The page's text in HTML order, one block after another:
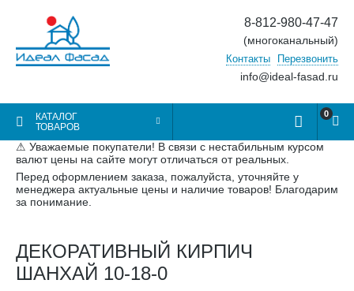
8-812-980-47-47
(многоканальный)
Контакты Перезвонить
info@ideal-fasad.ru
КАТАЛОГ
ТОВАРОВ
0
⚠ Уважаемые покупатели! В связи с нестабильным курсом
валют цены на сайте могут отличаться от реальных.
Перед оформлением заказа, пожалуйста, уточняйте у
менеджера актуальные цены и наличие товаров! Благодарим
за понимание.
ДЕКОРАТИВНЫЙ КИРПИЧ
ШАНХАЙ 10-18-0